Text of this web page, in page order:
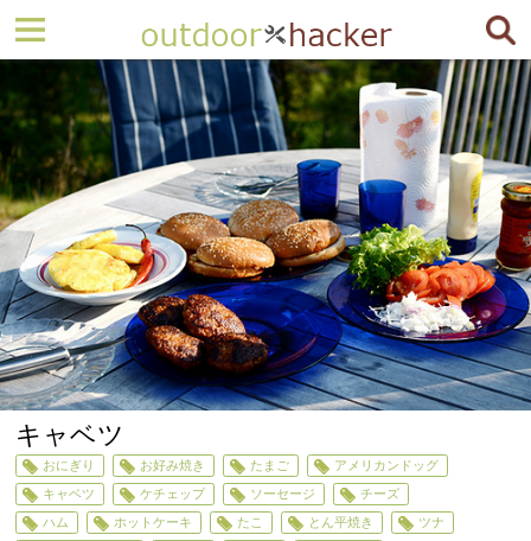
キャベツ
おにぎり お好み焼き たまご
アメリカンドッグ
キャベツ
ケチェップ ソーセージ
チーズ
ハム
ホットケーキ たこ とん平焼き
ツナ